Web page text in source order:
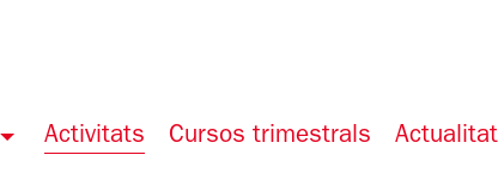
Activitats Cursos trimestrals Actualitat